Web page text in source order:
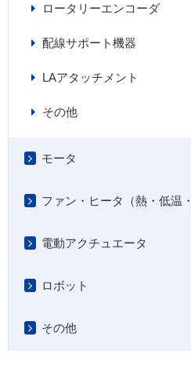
ロータリーエンコーダ
配線サポート機器
LAアタッチメント
その他
モータ
ファン・ヒータ（熱・低温
電動アクチュエータ
ロボット
その他